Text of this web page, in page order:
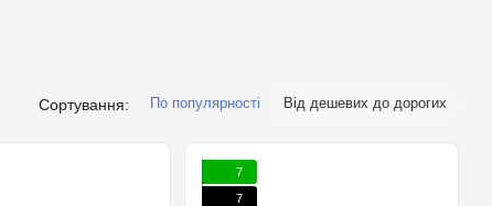
Сортування: По популярності Від дешевих до дорогих
7
7